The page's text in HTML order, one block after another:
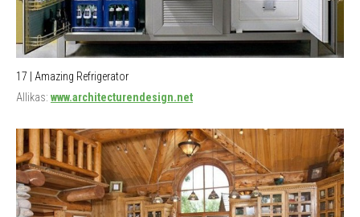
17 | Amazing Refrigerator
Allikas: www.architecturendesign.net